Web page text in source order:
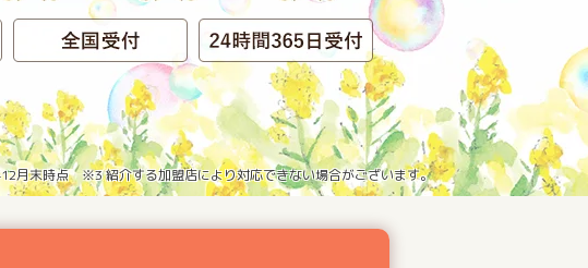
末時点 ※3 紹介する加盟店により対応できない場合がございます。